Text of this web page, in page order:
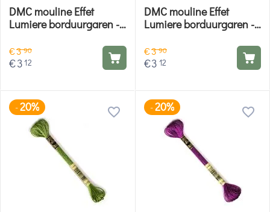
DMC mouline Effet
Lumiere borduurgaren -
€390
€312
DMC mouline Effet
Lumiere borduurgaren -
€390
€3 12
-20% -20%